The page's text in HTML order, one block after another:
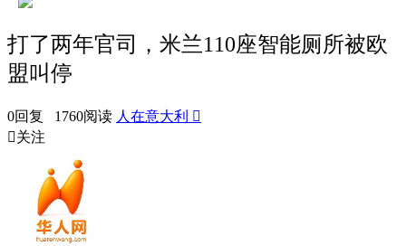
打了两年官司，米兰110座智能厕所被欧
盟叫停
0回复 1760阅读 人在意大利 
关注